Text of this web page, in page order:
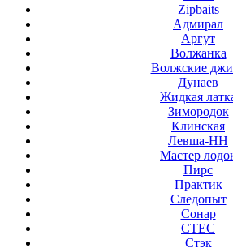
Zipbaits
Адмирал
Аргут
Волжанка
Волжские
Дунаев
Жидкая
Зимородок
Клинская
Левша-НН
Мастер
Пирс
Практик
Следопыт
Сонар
СТЕС
Стэк